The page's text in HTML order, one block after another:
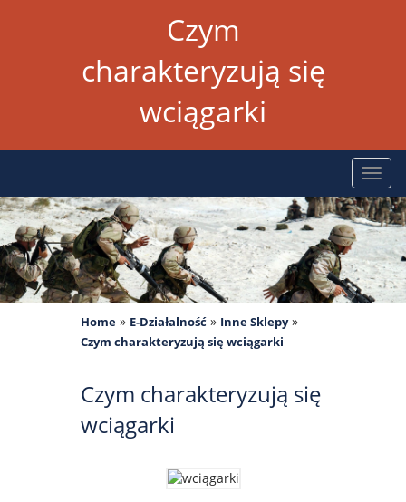
Czym
charakteryzują się
wciągarki
Home » E-Działalność » Inne Sklepy»
Czym charakteryzują się wciągarki
Czym charakteryzują się
wciągarki